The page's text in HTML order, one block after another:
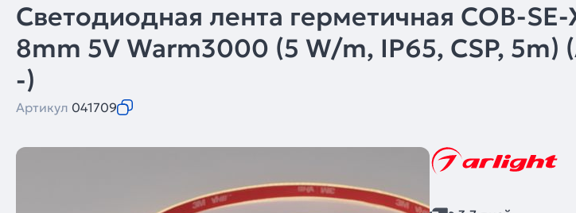
Светодиодная лента герметичная COB-
8mm 5V Warm3000 (5 W/m, IP65, CSP, 5m)
-)
Артикул 041709